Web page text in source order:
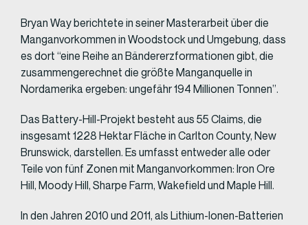
Bryan Way berichtete in seiner Masterarbeit über die
Manganvorkommen in Woodstock und Umgebung, dass
es dort “eine Reihe an Bändererzformationen gibt, die
zusammengerechnet die größte Manganquelle in
Nordamerika ergeben: ungefähr 194 Millionen Tonnen”.
Das Battery-Hill-Projekt besteht aus 55 Claims, die
insgesamt 1228 Hektar Fläche in Carlton County, New
Brunswick, darstellen. Es umfasst entweder alle oder
Teile von fünf Zonen mit Manganvorkommen: Iron Ore
Hill, Moody Hill, Sharpe Farm, Wakefield und Maple Hill.
In den Jahren 2010 und 2011, als Lithium-Ionen-Batterien